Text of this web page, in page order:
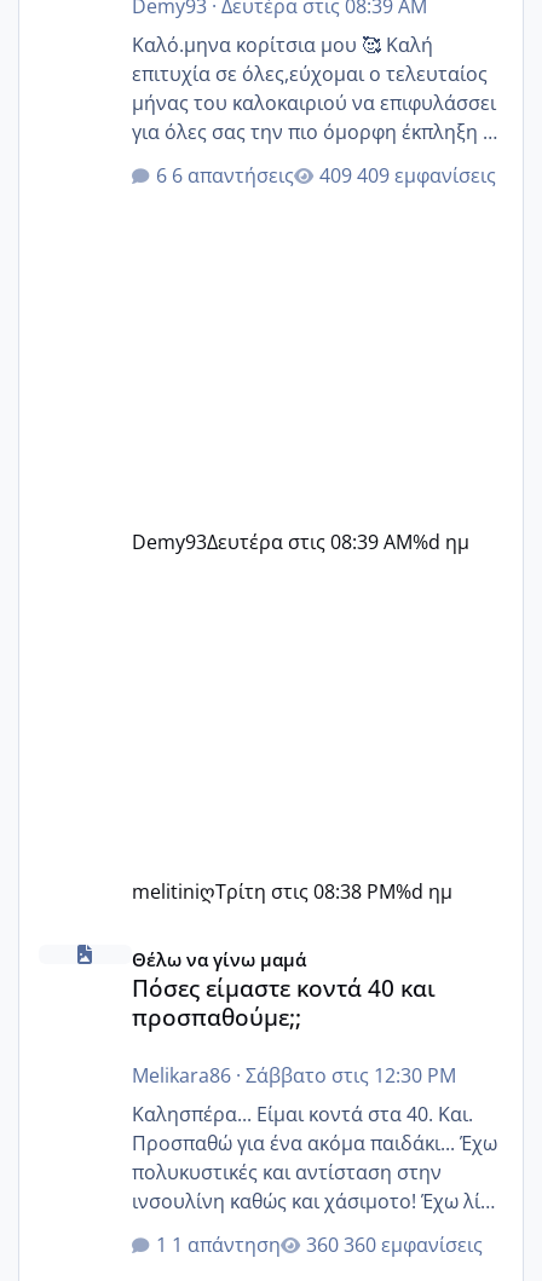
Demy93· Δευτέρα στις 08:39 AM
Καλό.μηνα κορίτσια μου 🥰 Καλή
επιτυχία σε όλες,εύχομαι ο τελευταίος
μήνας του καλοκαιριού να επιφυλάσσει
για όλες σας την πιο όμορφη έκπληξη 🧿
@Elk @Melikara86 @Παρασκευαιδου
@Zenia z @melitiniღ @Christi.D.
6 απαντήσεις 409 εμφανίσεις
Demy93Δευτέρα στις 08:39 AM%d ημ
melitiniღΤρίτη στις 08:38 PM%d ημ
Πόσες είμαστε κοντά 40 και προσπαθούμε;;
Θέλω να γίνω μαμά
Πόσες είμαστε κοντά 40 και
προσπαθούμε;;
Melikara86· Σάββατο στις 12:30 PM
Καλησπέρα... Είμαι κοντά στα 40. Και.
Προσπαθώ για ένα ακόμα παιδάκι... Έχω
πολυκυστικές και αντίσταση στην
ινσουλίνη καθώς και χάσιμοτο! Έχω λίγα
κιλά παραπάνω και όσο κ αν προσπαθώ
δεν χάνω εύκολα! Προσπαθώ για ακόμη
1 απάντηση 360 εμφανίσεις